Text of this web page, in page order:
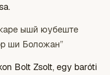
ышй юубеште
ши Боложан”
Bolt Zsolt, egy baróti